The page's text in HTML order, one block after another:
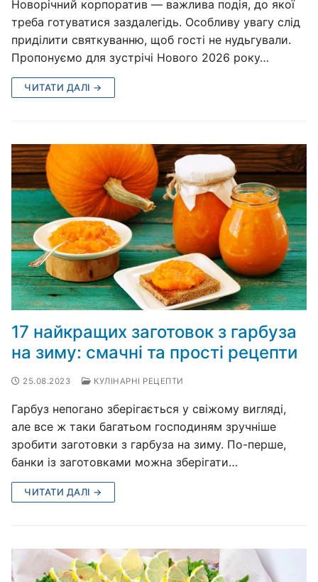
Новорічний корпоратив — важлива подія, до якої
треба готуватися заздалегідь. Особливу увагу слід
приділити святкуванню, щоб гості не нудьгували.
Пропонуємо для зустрічі Нового 2026 року…
ЧИТАТИ ДАЛІ →
17 найкращих заготовок з гарбуза
на зиму: смачні та прості рецепти
25.08.2023 КУЛІНАРНІ РЕЦЕПТИ
Гарбуз непогано зберігається у свіжому вигляді,
але все ж таки багатьом господиням зручніше
зробити заготовки з гарбуза на зиму. По-перше,
банки із заготовками можна зберігати…
ЧИТАТИ ДАЛІ →